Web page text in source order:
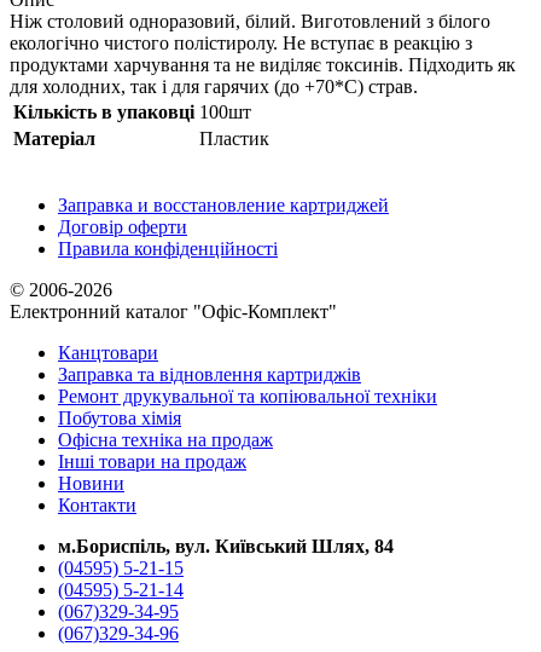
Ніж столовий одноразовий, білий. Виготовлений з білого
екологічно чистого полістиролу. Не вступає в реакцію з
продуктами харчування та не виділяє токсинів. Підходить як
для холодних, так і для гарячих (до +70*С) страв.
Кількість в упаковці 100шт
Матеріал
Пластик
Заправка и восстановление картриджей
Договір оферти
Правила конфіденційності
© 2006-2026
Електронний каталог "Офіс-Комплект"
Канцтовари
Заправка та відновлення картриджів
Ремонт друкувальної та копіювальної техніки
Побутова хімія
Офісна техніка на продаж
Інші товари на продаж
Новини
Контакти
м.Бориспіль, вул. Київський Шлях, 84
(04595) 5-21-15
(04595) 5-21-14
(067)329-34-95
(067)329-34-96